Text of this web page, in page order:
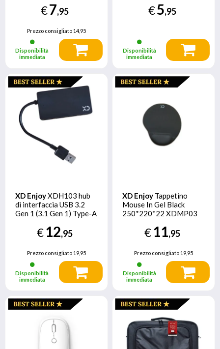
€7,95
Prezzo consigliato14,95
Disponibilità
immediata
€5,95
Disponibilità
immediata
XD EnjoyXDH103 hub
di interfaccia USB 3.2
Gen 1 (3.1 Gen 1) Type-A
€12,95
Prezzo consigliato19,95
Disponibilità
immediata
XD Enjoy Tappetino
Mouse In Gel Black
250*220*22 XDMP03
€11,95
Prezzo consigliato 19,95
Disponibilità
immediata